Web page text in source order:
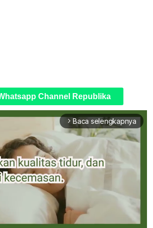
Channel Republika
arrow_forward_ios Baca selengkapnya